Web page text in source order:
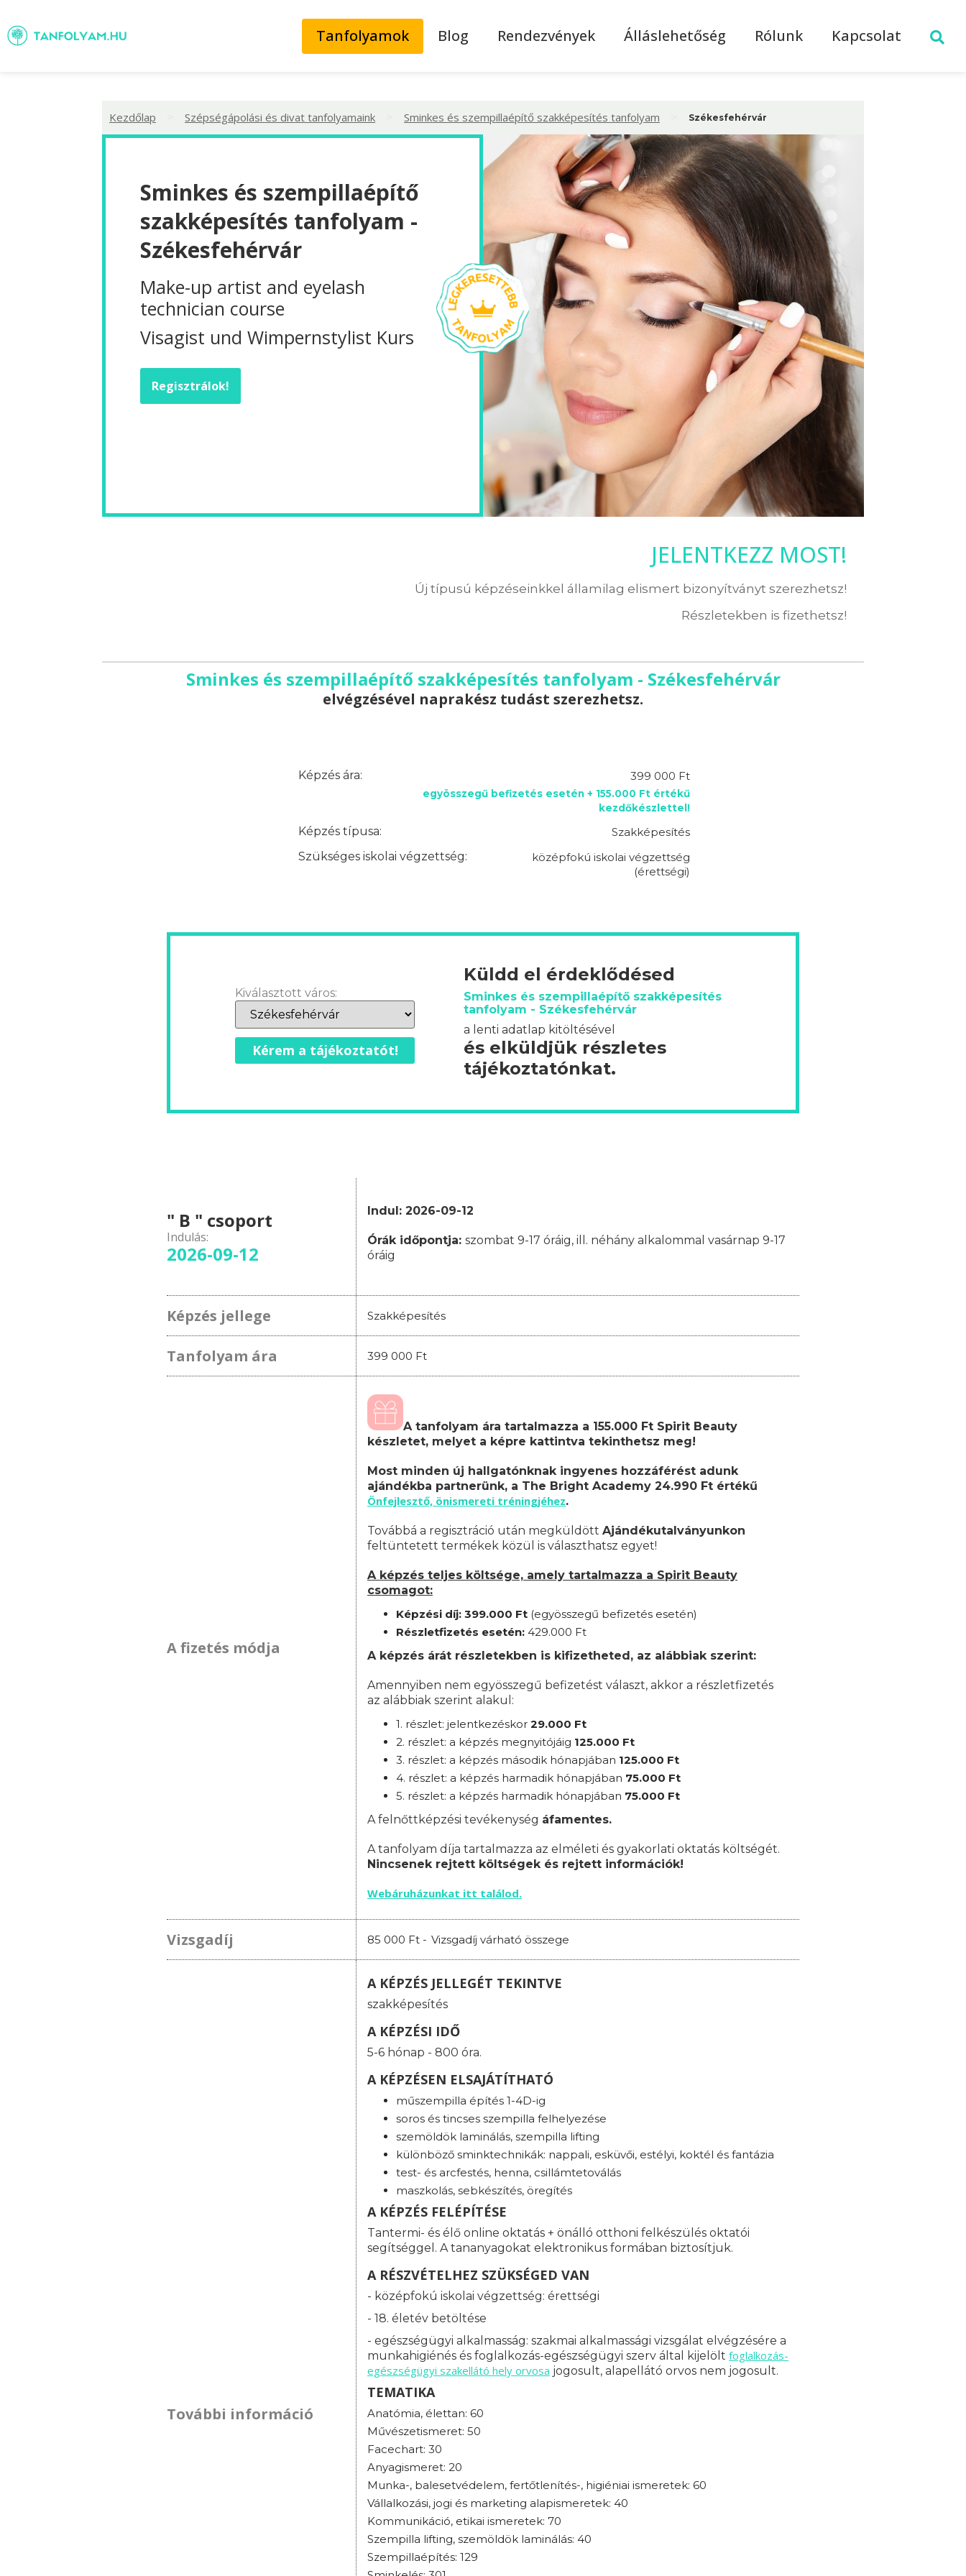
Tanfolyamok Blog Rendezvények Álláslehetőség Rólunk Kapcsolat
Kezdőlap Szépségápolási és divat tanfolyamaink Sminkes és szempillaépítő szakképesítés tanfolyam Székesfehérvár
Sminkes és szempillaépítő
szakképesítés tanfolyam -
Székesfehérvár
Make-up artist and eyelash
technician course
Visagist und Wimpernstylist Kurs
Regisztrálok!
JELENTKEZZ MOST!
Új típusú képzéseinkkel államilag elismert bizonyítványt szerezhetsz!
Részletekben is fizethetsz!
Sminkes és szempillaépítő szakképesítés tanfolyam - Székesfehérvár
elvégzésével naprakész tudást szerezhetsz.
Képzés ára: 399 000 Ft
egyösszegű befizetés esetén + 155.000 Ft értékű
kezdőkészlettel!
Képzés típusa:
Szakképesítés
Szükséges iskolai végzettség:
középfokú iskolai végzettség
(érettségi)
Kiválasztott város:
Kérem a tájékoztatót!
Küldd el érdeklődésed
Sminkes és szempillaépítő szakképesítés
tanfolyam - Székesfehérvár
a lenti adatlap kitöltésével
és elküldjük részletes
tájékoztatónkat.
" B " csoport
Indulás:
2026-09-12
Indul: 2026-09-12
Órák időpontja: szombat 9-17 óráig, ill. néhány alkalommal vasárnap 9-17
óráig
Képzés jellege Szakképesítés
Tanfolyam ára 399 000 Ft
A fizetés módja
A tanfolyam ára tartalmazza a 155.000 Ft Spirit Beauty
készletet, melyet a képre kattintva tekinthetsz meg!
Most minden új hallgatónknak ingyenes hozzáférést adunk
ajándékba partnerünk, a The Bright Academy 24.990 Ft értékű
Önfejlesztő, önismereti tréningjéhez.
Továbbá a regisztráció után megküldött Ajándékutalványunkon
feltüntetett termékek közül is választhatsz egyet!
A képzés teljes költsége, amely tartalmazza a Spirit Beauty
csomagot:
Képzési díj: 399.000 Ft (egyösszegű befizetés esetén)
Részletfizetés esetén: 429.000 Ft
A képzés árát részletekben is kifizetheted, az alábbiak szerint:
Amennyiben nem egyösszegű befizetést választ, akkor a részletfizetés
az alábbiak szerint alakul:
1. részlet: jelentkezéskor 29.000 Ft
2. részlet: a képzés megnyitójáig 125.000 Ft
3. részlet: a képzés második hónapjában 125.000 Ft
4. részlet: a képzés harmadik hónapjában 75.000 Ft
5. részlet: a képzés harmadik hónapjában 75.000 Ft
A felnőttképzési tevékenység áfamentes.
A tanfolyam díja tartalmazza az elméleti és gyakorlati oktatás költségét.
Nincsenek rejtett költségek és rejtett információk!
Webáruházunkat itt találod.
Vizsgadíj 85 000 Ft - Vizsgadíj várható összege
További információ
A KÉPZÉS JELLEGÉT TEKINTVE
szakképesítés
A KÉPZÉSI IDŐ
5-6 hónap - 800 óra.
A KÉPZÉSEN ELSAJÁTÍTHATÓ
műszempilla építés 1-4D-ig
soros és tincses szempilla felhelyezése
szemöldök laminálás, szempilla lifting
különböző sminktechnikák: nappali, esküvői, estélyi, koktél és fantázia
test- és arcfestés, henna, csillámtetoválás
maszkolás, sebkészítés, öregítés
A KÉPZÉS FELÉPÍTÉSE
Tantermi- és élő online oktatás + önálló otthoni felkészülés oktatói
segítséggel. A tananyagokat elektronikus formában biztosítjuk.
A RÉSZVÉTELHEZ SZÜKSÉGED VAN
- középfokú iskolai végzettség: érettségi
- 18. életév betöltése
- egészségügyi alkalmasság: szakmai alkalmassági vizsgálat elvégzésére a
munkahigiénés és foglalkozás-egészségügyi szerv által kijelölt foglalkozás-
egészségügyi szakellátó hely orvosa jogosult, alapellátó orvos nem jogosult.
TEMATIKA
Anatómia, élettan: 60
Művészetismeret: 50
Facechart: 30
Anyagismeret: 20
Munka-, balesetvédelem, fertőtlenítés-, higiéniai ismeretek: 60
Vállalkozási, jogi és marketing alapismeretek: 40
Kommunikáció, etikai ismeretek: 70
Szempilla lifting, szemöldök laminálás: 40
Szempillaépítés: 129